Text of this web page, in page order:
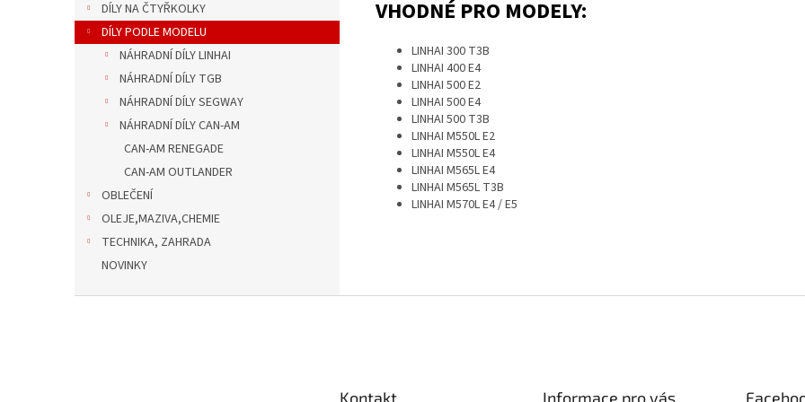
DÍLY NA ČTYŘKOLKY
DÍLY PODLE MODELU
NÁHRADNÍ DÍLY LINHAI
NÁHRADNÍ DÍLY TGB
NÁHRADNÍ DÍLY SEGWAY
NÁHRADNÍ DÍLY CAN-AM
CAN-AM RENEGADE
CAN-AM OUTLANDER
OBLEČENÍ
OLEJE,MAZIVA,CHEMIE
TECHNIKA, ZAHRADA
NOVINKY
VHODNÉ PRO MODELY:
LINHAI 300 T3B
LINHAI 400 E4
LINHAI 500 E2
LINHAI 500 E4
LINHAI 500 T3B
LINHAI M550L E2
LINHAI M550L E4
LINHAI M565L E4
LINHAI M565L T3B
LINHAI M570L E4 / E5
Kontakt Informace pro vás